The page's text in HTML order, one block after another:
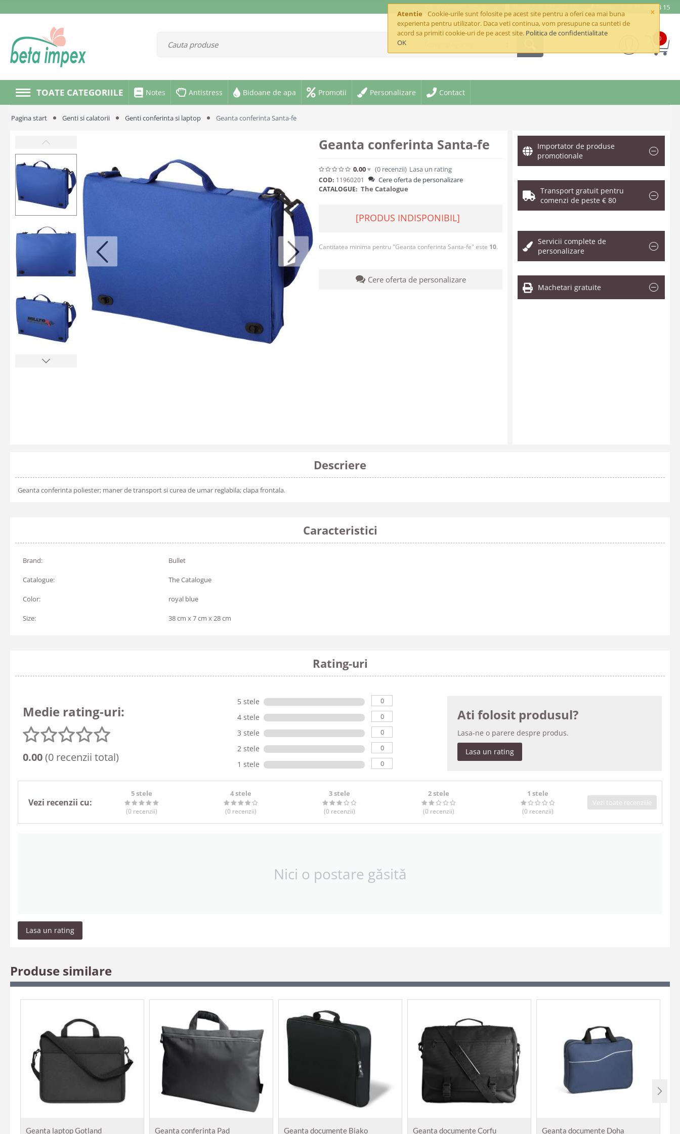
×
Atentie
Cookie-urile sunt folosite pe acest site pentru a oferi cea mai buna
experienta pentru utilizator. Daca veti continua, vom presupune ca sunteti de
acord sa primiti cookie-uri de pe acest site. Politica de confidentialitate
OK
office@betaimpex.ro Mobil: +40 722 287 335 Telefon: +40 21 320 03 15
0
TOATE CATEGORIILE Notes Antistress Bidoane de apa Promotii Personalizare Contact
Pagina start Genti si calatorii Genti conferinta si laptop Geanta conferinta Santa-fe
Geanta conferinta Santa-fe
0.00 (0 recenzii) Lasa un rating
COD: 11960201 Cere oferta de personalizare
CATALOGUE: The Catalogue
[PRODUS INDISPONIBIL]
Cantitatea minima pentru "Geanta conferinta Santa-fe" este 10.
Cere oferta de personalizare
Importator de produse
promotionale
Transport gratuit pentru
comenzi de peste € 80
Servicii complete de
personalizare
Machetari gratuite
Descriere
Geanta conferinta poliester; maner de transport si curea de umar reglabila; clapa frontala.
Caracteristici
Brand: Bullet
Catalogue: The Catalogue
Color: royal blue
Size: 38 cm x 7 cm x 28 cm
Rating-uri
Medie rating-uri:
0.00(0 recenzii total)
5 stele 0
4 stele 0
3 stele 0
2 stele 0
1 stele 0
Ati folosit produsul?
Lasa-ne o parere despre produs.
Lasa un rating
Vezi recenzii cu:
5 stele
(0 recenzii)
4 stele
(0 recenzii)
3 stele
(0 recenzii)
2 stele
(0 recenzii)
1 stele
(0 recenzii)
Vezi toate recenziile
Nici o postare găsită
Lasa un rating
Produse similare
Geanta laptop Gotland Geanta conferinta Pad Geanta documente Biako Geanta documente Corfu Geanta documente Doha